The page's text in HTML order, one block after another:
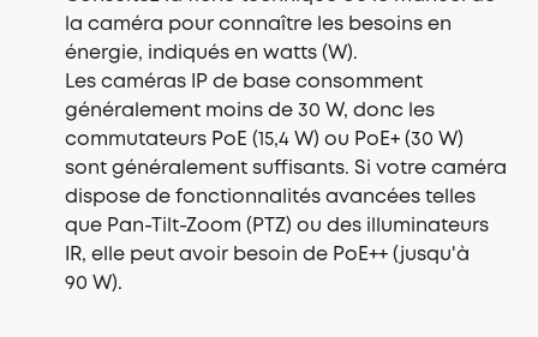
la caméra pour connaître les besoins en
énergie, indiqués en watts (W).
Les caméras IP de base consomment
généralement moins de 30 W, donc les
commutateurs PoE (15,4 W) ou PoE+ (30 W)
sont généralement suffisants. Si votre caméra
dispose de fonctionnalités avancées telles
que Pan-Tilt-Zoom (PTZ) ou des illuminateurs
IR, elle peut avoir besoin de PoE++ (jusqu'à
90 W).